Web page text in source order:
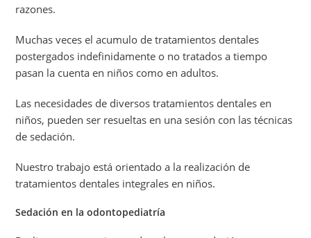
razones.
Muchas veces el acumulo de tratamientos dentales
postergados indefinidamente o no tratados a tiempo
pasan la cuenta en niños como en adultos.
Las necesidades de diversos tratamientos dentales en
niños, pueden ser resueltas en una sesión con las técnicas
de sedación.
Nuestro trabajo está orientado a la realización de
tratamientos dentales integrales en niños.
Sedación en la odontopediatría